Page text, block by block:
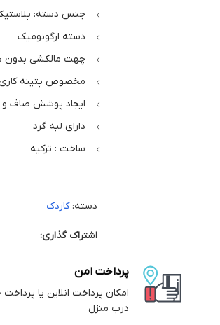
جنس دسته: پلاستیک
دسته ارگونومیک
چهت مالکشی بدون
مخصوص پتینه کاری
ایجاد پوشش صاف
دارای لبه گرد
ساخت : ترکیه
دسته: کاردک
اشتراک گذاری:
پرداخت امن
امکان پرداخت انلاین یا
درب منزل